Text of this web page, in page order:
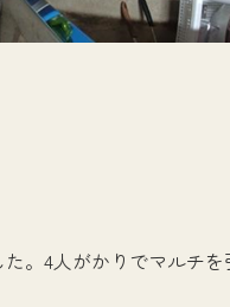
。4人がかりでマルチ